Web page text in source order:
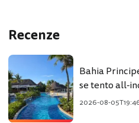
Recenze
Bahia
se tento all-
2026-08-